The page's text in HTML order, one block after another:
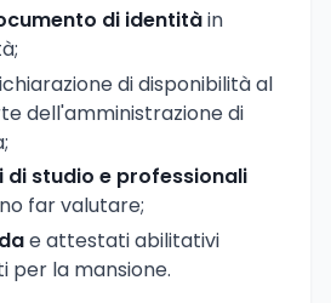
di identitàin
di disponibilità al
dell'amministrazione di
di studio e professionali
far valutare;
e attestati abilitativi
per la mansione.